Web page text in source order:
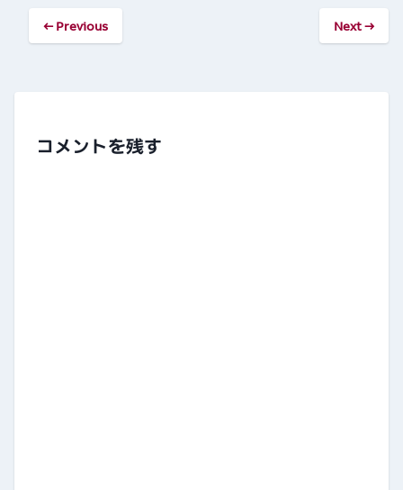
← Previous Next →
コメントを残す